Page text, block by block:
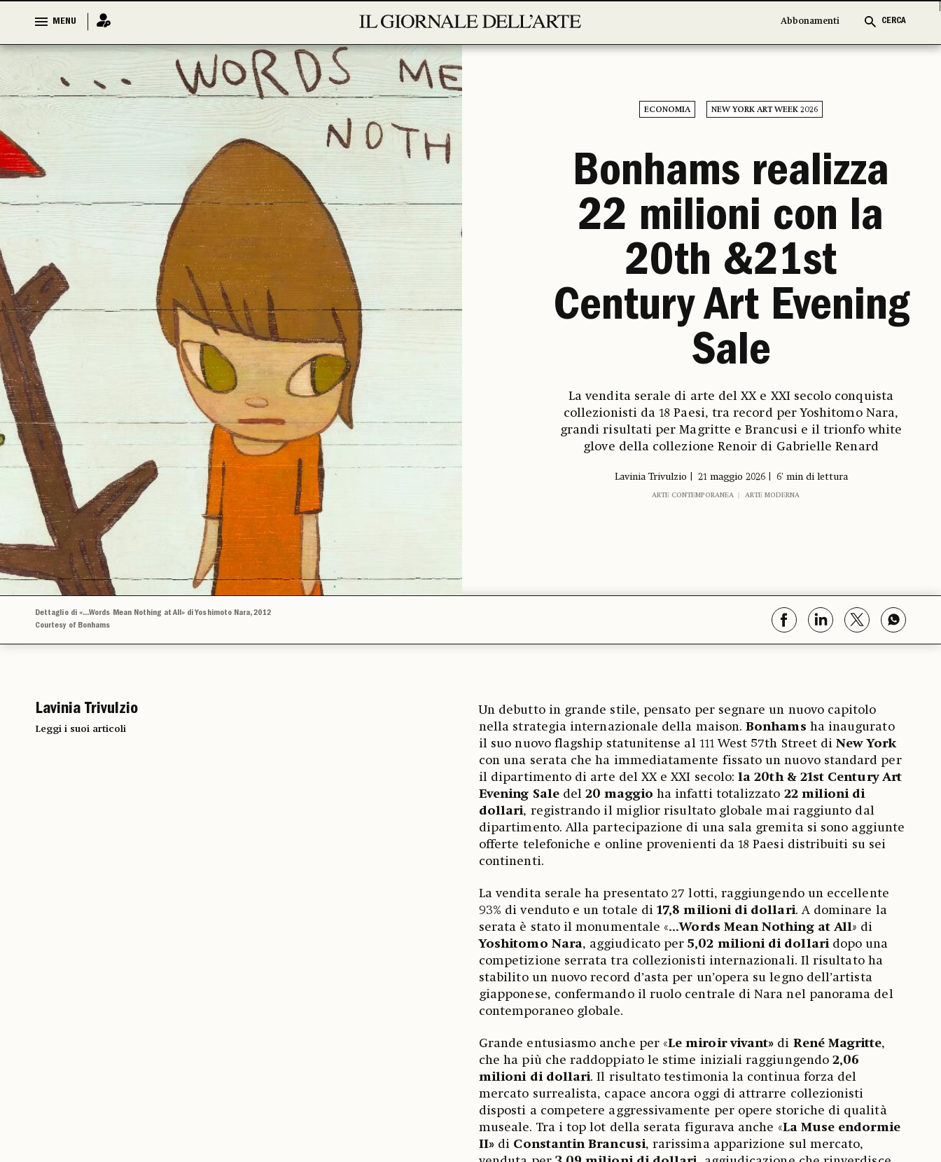
MENU Abbonamenti CERCA
MENU Abbonamenti CERCA
ECONOMIA NEW YORK ART WEEK 2026
Bonhams realizza
22 milioni con la
20th &21st
Century Art Evening
Sale
La vendita serale di arte del XX e XXI secolo conquista
collezionisti da 18 Paesi, tra record per Yoshitomo Nara,
grandi risultati per Magritte e Brancusi e il trionfo white
glove della collezione Renoir di Gabrielle Renard
Lavinia Trivulzio 21 maggio 2026 6' min di lettura
ARTE CONTEMPORANEA ARTE MODERNA
Dettaglio di «...Words Mean Nothing at All» di Yoshimoto Nara, 2012
Courtesy of Bonhams
Lavinia Trivulzio
Leggi i suoi articoli
Un debutto in grande stile, pensato per segnare un nuovo capitolo
nella strategia internazionale della maison.Bonhams ha inaugurato
il suo nuovo flagship statunitense al 111 West 57th Street diNew York
con una serata che ha immediatamente fissato un nuovo standard per
il dipartimento di arte del XX e XXI secolo:la 20th & 21st Century Art
Evening Saledel20 maggio ha infatti totalizzato 22 milioni di
dollari, registrando il miglior risultato globale mai raggiunto dal
dipartimento. Alla partecipazione di una sala gremita si sono aggiunte
offerte telefoniche e online provenienti da 18 Paesi distribuiti su sei
continenti.
La vendita serale ha presentato 27 lotti, raggiungendo un eccellente
93% di venduto e un totale di17,8 milioni di dollari. A dominare la
serata è stato il monumentale «...Words Mean Nothing at All» di
Yoshitomo Nara, aggiudicato per5,02 milioni di dollaridopo una
competizione serrata tra collezionisti internazionali. Il risultato ha
stabilito un nuovo record d’asta per un’opera su legno dell’artista
giapponese, confermando il ruolo centrale di Nara nel panorama del
contemporaneo globale.
Grande entusiasmo anche per «Le miroir vivant» di René Magritte,
che ha più che raddoppiato le stime iniziali raggiungendo2,06
milioni di dollari. Il risultato testimonia la continua forza del
mercato surrealista, capace ancora oggi di attrarre collezionisti
disposti a competere aggressivamente per opere storiche di qualità
museale. Tra i top lot della serata figurava anche «La Muse endormie
II» di Constantin Brancusi, rarissima apparizione sul mercato,